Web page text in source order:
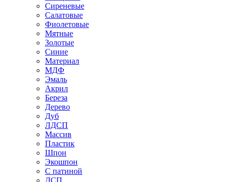
Сиреневые
Салатовые
Фиолетовые
Мятные
Золотые
Синие
Материал
МДФ
Эмаль
Акрил
Береза
Дерево
Дуб
ЛДСП
Массив
Пластик
Шпон
Экошпон
С патиной
ДСП